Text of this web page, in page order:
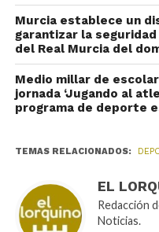
Murcia establece un
garantizar la
del Real Murcia del
Medio millar de
jornada ‘Jugando al
programa de deporte
TEMAS RELACIONADOS:
EL
Redacción
Noticias.